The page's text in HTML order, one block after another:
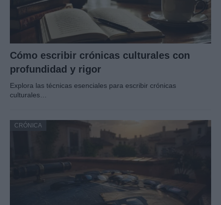
Cómo escribir crónicas culturales con
profundidad y rigor
Explora las técnicas esenciales para escribir crónicas
culturales…
CRÓNICA